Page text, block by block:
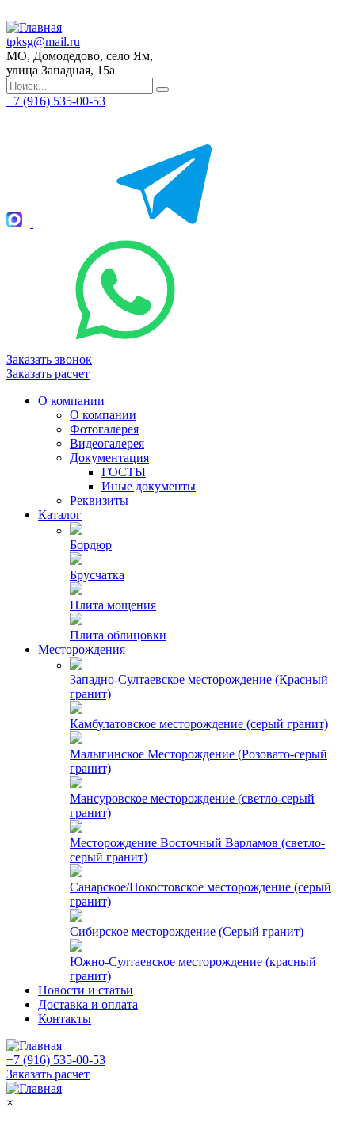
tpksg@mail.ru
МО, Домодедово, село Ям,
улица Западная, 15а
+7 (916) 535-00-53
Заказать звонок
Заказать расчет
О компании
О компании
Фотогалерея
Видеогалерея
Документация
ГОСТЫ
Иные документы
Реквизиты
Каталог
Бордюр
Брусчатка
Плита мощения
Плита облицовки
Месторождения
Западно-Султаевское месторождение (Красный
гранит)
Камбулатовское месторождение (cерый гранит)
Малыгинское Месторождение (Розовато-серый
гранит)
Мансуровское месторождение (светло-серый
гранит)
Месторождение Восточный Варламов (светло-
серый гранит)
Санарское/Покостовское месторождение (серый
гранит)
Сибирское месторождение (Серый гранит)
Южно-Султаевское месторождение (красный
гранит)
Новости и статьи
Доставка и оплата
Контакты
+7 (916) 535-00-53
Заказать расчет
×